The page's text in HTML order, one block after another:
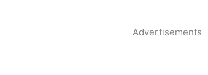
Advertisements